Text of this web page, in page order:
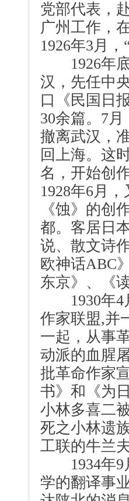
党部代表，
广州工作，
1926年3月，
1926年
汉，先任中
口《民国日
30余篇。 7月
撤离武汉，
回上海。这
名，开始创
1928年6月，
《蚀》的创
都。客居日
说、散文诗
欧神话ABC
东京》、《
1930年4
作家联盟,并
一起，从事
动派的血腥
批革命作家
书》和《为
小林多喜二
死之小林遗
工联的牛兰
1934年9
学的翻译事